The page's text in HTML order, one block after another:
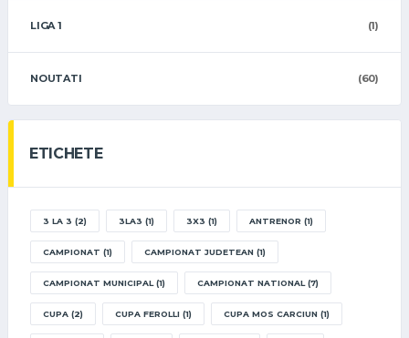
LIGA 1 (1)
NOUTATI (60)
ETICHETE
3 LA 3 (2) 3LA3 (1) 3X3 (1) ANTRENOR (1)
CAMPIONAT (1) CAMPIONAT JUDETEAN (1)
CAMPIONAT MUNICIPAL (1) CAMPIONAT NATIONAL (7)
CUPA (2) CUPA FEROLLI (1) CUPA MOS CARCIUN (1)